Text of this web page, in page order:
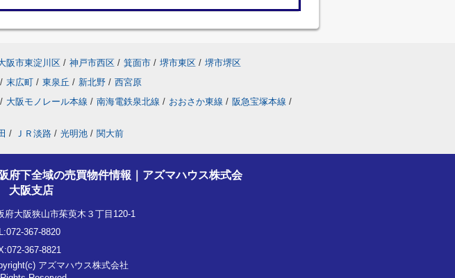
阪市東淀川区 / 神戸市西区 / 箕面市 / 堺市東区 / 堺市堺区
/ 末広町 / 東泉丘 / 新北野 / 西宮原
/ 大阪モノレール本線 / 南海電鉄泉北線 / おおさか東線 / 阪急宝塚本線 /
/ ＪＲ淡路 / 光明池 / 関大前
府下全域の売買物件情報｜アズマハウス株式会
大阪支店
府大阪狭山市茱萸木３丁目120-1
367-8820
367-8821
アズマハウス株式会社